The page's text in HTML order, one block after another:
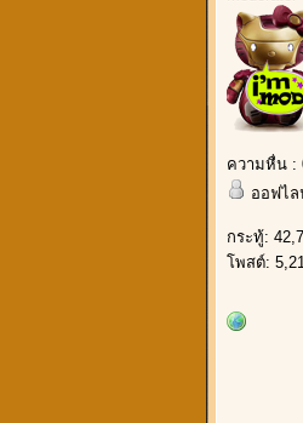
ความหื่น :
ออฟไ
กระทู้:
โพสต์: